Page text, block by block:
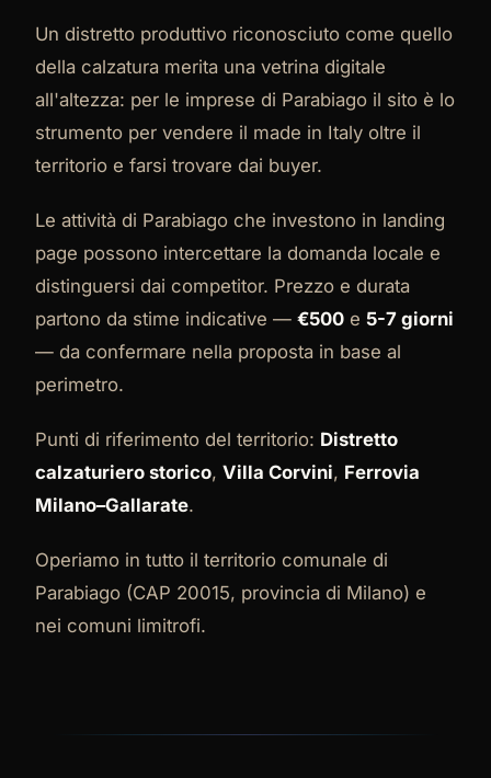
Un distretto produttivo riconosciuto come quello
della calzatura merita una vetrina digitale
all'altezza: per le imprese di Parabiago il sito è lo
strumento per vendere il made in Italy oltre il
territorio e farsi trovare dai buyer.
Le attività di Parabiago che investono in landing
page possono intercettare la domanda locale e
distinguersi dai competitor. Prezzo e durata
partono da stime indicative — €500 e 5-7 giorni
— da confermare nella proposta in base al
perimetro.
Punti di riferimento del territorio: Distretto
calzaturiero storico, Villa Corvini, Ferrovia
Milano–Gallarate.
Operiamo in tutto il territorio comunale di
Parabiago (CAP 20015, provincia di Milano) e
nei comuni limitrofi.